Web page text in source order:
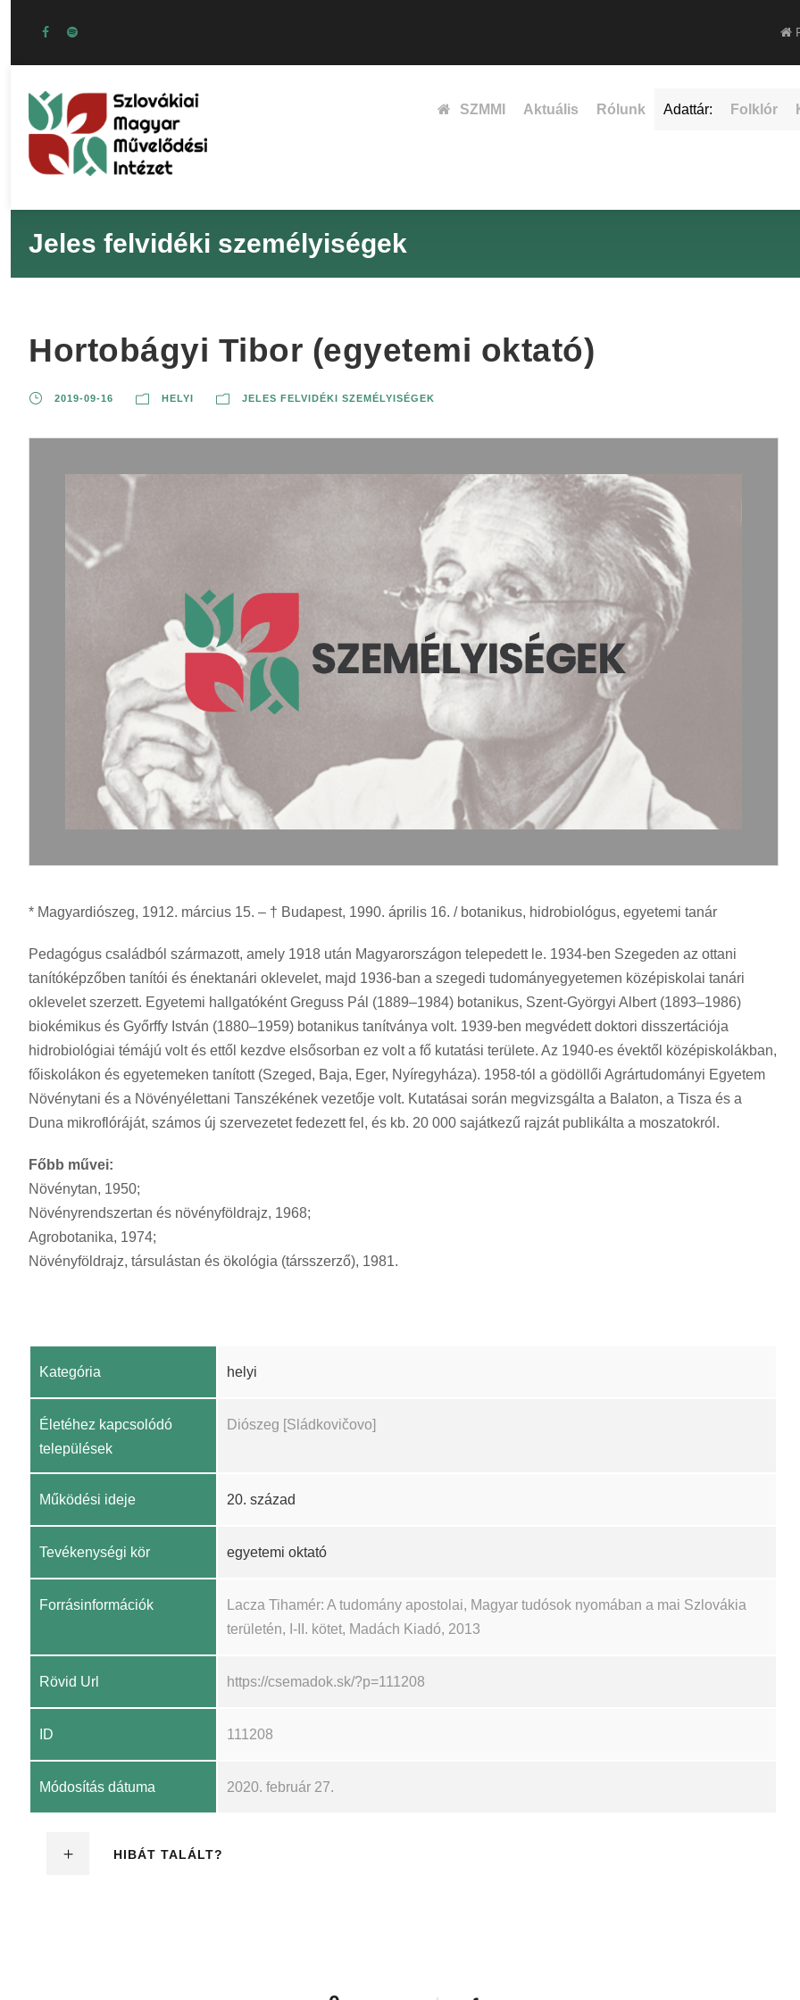
SZMMI Aktuális Rólunk Adattár: Folklór
Jeles felvidéki személyiségek
Hortobágyi Tibor (egyetemi oktató)
2019-09-16 HELYI JELES FELVIDÉKI SZEMÉLYISÉGEK
* Magyardiószeg, 1912. március 15. – † Budapest, 1990. április 16. / botanikus, hidrobiológus, egyetemi tanár
Pedagógus családból származott, amely 1918 után Magyarországon telepedett le. 1934-ben Szegeden az ottani
tanítóképzőben tanítói és énektanári oklevelet, majd 1936-ban a szegedi tudományegyetemen középiskolai tanári
oklevelet szerzett. Egyetemi hallgatóként Greguss Pál (1889–1984) botanikus, Szent-Györgyi Albert (1893–1986)
biokémikus és Győrffy István (1880–1959) botanikus tanítványa volt. 1939-ben megvédett doktori disszertációja
hidrobiológiai témájú volt és ettől kezdve elsősorban ez volt a fő kutatási területe. Az 1940-es évektől középiskolákban,
főiskolákon és egyetemeken tanított (Szeged, Baja, Eger, Nyíregyháza). 1958-tól a gödöllői Agrártudományi Egyetem
Növénytani és a Növényélettani Tanszékének vezetője volt. Kutatásai során megvizsgálta a Balaton, a Tisza és a
Duna mikroflóráját, számos új szervezetet fedezett fel, és kb. 20 000 sajátkezű rajzát publikálta a moszatokról.
Főbb művei:
Növénytan, 1950;
Növényrendszertan és növényföldrajz, 1968;
Agrobotanika, 1974;
Növényföldrajz, társulástan és ökológia (társszerző), 1981.
Kategória helyi
Életéhez kapcsolódó
települések
Diószeg [Sládkovičovo]
Működési ideje 20. század
Tevékenységi kör egyetemi oktató
Forrásinformációk
Lacza Tihamér: A tudomány apostolai, Magyar tudósok nyomában a mai Szlovákia
területén, I-II. kötet, Madách Kiadó, 2013
Rövid Url https://csemadok.sk/?p=111208
ID 111208
Módosítás dátuma 2020. február 27.
HIBÁT TALÁLT?